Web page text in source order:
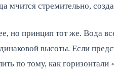
мчится стремительно,
но принцип тот же. Вода
высоты. Если
по тому, как